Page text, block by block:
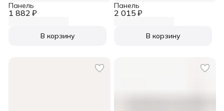
1 882 ₽
Панель
В корзину
2 015 ₽
Панель
В корзину